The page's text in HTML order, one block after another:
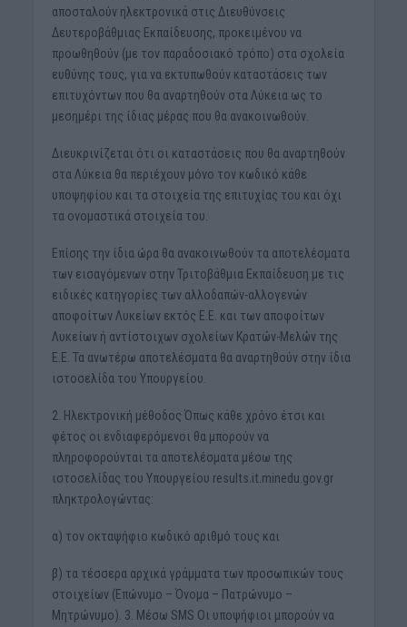
αποσταλούν ηλεκτρονικά στις Διευθύνσεις
Δευτεροβάθμιας Εκπαίδευσης, προκειμένου να
προωθηθούν (με τον παραδοσιακό τρόπο) στα σχολεία
ευθύνης τους, για να εκτυπωθούν καταστάσεις των
επιτυχόντων που θα αναρτηθούν στα Λύκεια ως το
μεσημέρι της ίδιας μέρας που θα ανακοινωθούν.
Διευκρινίζεται ότι οι καταστάσεις που θα αναρτηθούν
στα Λύκεια θα περιέχουν μόνο τον κωδικό κάθε
υποψηφίου και τα στοιχεία της επιτυχίας του και όχι
τα ονομαστικά στοιχεία του.
Επίσης την ίδια ώρα θα ανακοινωθούν τα αποτελέσματα
των εισαγόμενων στην Τριτοβάθμια Εκπαίδευση με τις
ειδικές κατηγορίες των αλλοδαπών-αλλογενών
αποφοίτων Λυκείων εκτός Ε.Ε. και των αποφοίτων
Λυκείων ή αντίστοιχων σχολείων Κρατών-Μελών της
Ε.Ε. Τα ανωτέρω αποτελέσματα θα αναρτηθούν στην ίδια
ιστοσελίδα του Υπουργείου.
2. Ηλεκτρονική μέθοδος Όπως κάθε χρόνο έτσι και
φέτος οι ενδιαφερόμενοι θα μπορούν να
πληροφορούνται τα αποτελέσματα μέσω της
ιστοσελίδας του Υπουργείου results.it.minedu.gov.gr
πληκτρολογώντας:
α) τον οκταψήφιο κωδικό αριθμό τους και
β) τα τέσσερα αρχικά γράμματα των προσωπικών τους
στοιχείων (Επώνυμο – Όνομα – Πατρώνυμο –
Μητρώνυμο). 3. Μέσω SMS Οι υποψήφιοι μπορούν να